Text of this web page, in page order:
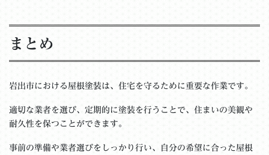
まとめ
岩出市における屋根塗装は、住宅を守るために重要な作業です。
適切な業者を選び、定期的に塗装を行うことで、住まいの美観や
耐久性を保つことができます。
事前の準備や業者選びをしっかり行い、自分の希望に合った屋根